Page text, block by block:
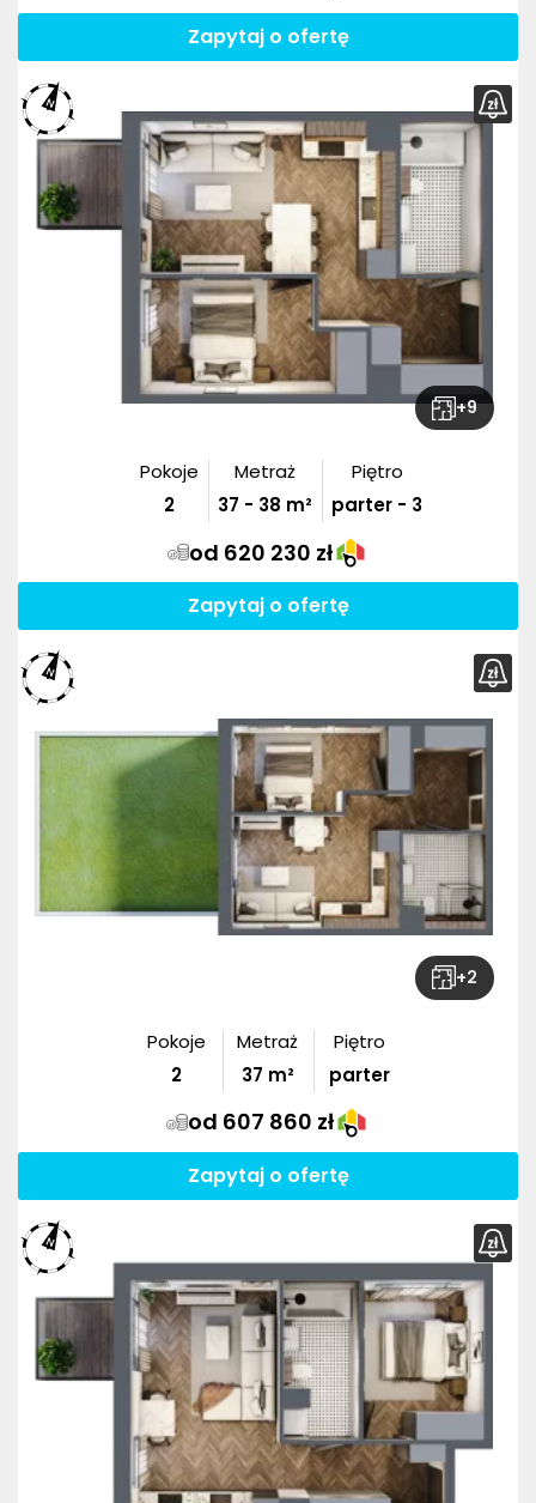
Zapytaj o ofertę
+9
Pokoje
2
Metraż
37 - 38 m²
Piętro
parter - 3
od 620 230 zł
Zapytaj o ofertę
+2
Pokoje
2
Metraż
37 m²
Piętro
parter
od 607 860 zł
Zapytaj o ofertę